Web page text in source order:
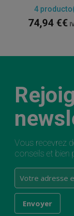
4
74,94 €€
Vous recevrez
conseils et bien